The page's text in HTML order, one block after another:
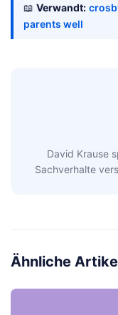
📖 Verwandt:
parents well
David Krause
Sachverhalte
Ähnliche